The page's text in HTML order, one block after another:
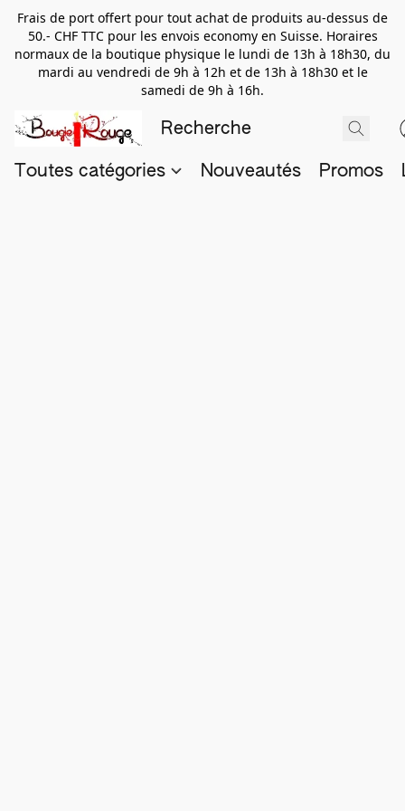
Frais de port offert pour tout achat de produits au-dessus de
50.- CHF TTC pour les envois economy en Suisse. Horaires
normaux de la boutique physique le lundi de 13h à 18h30, du
mardi au vendredi de 9h à 12h et de 13h à 18h30 et le
samedi de 9h à 16h.
Toutes catégories Nouveautés Promos